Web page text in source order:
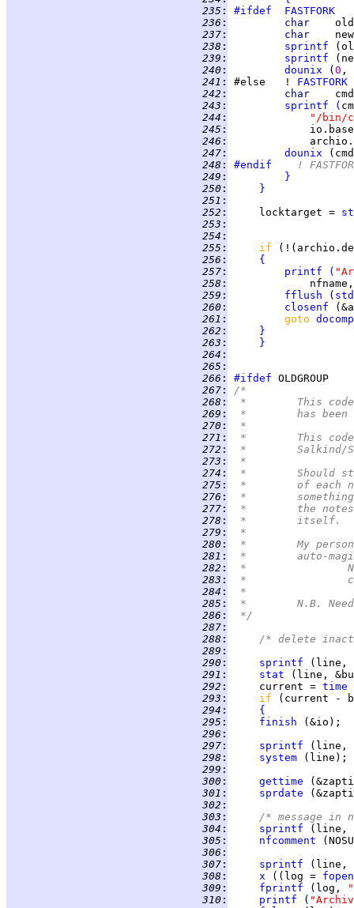
235 : #ifdef
FASTFORK
236 : char
237 : char
238 : sprintf
239 : sprintf
240 : dounix ( 0 ,
241 : #else   ! FASTFORK
242 : char
243 : sprintf (
244 :
"/bin/
245 :
246 :
247 : dounix
248 : #endif
!
249 :
}
250 :
}
251 :
252 :
     locktarget =
253 :
254 :
255 : if
256 :
{
257 : printf (
258 :
259 : fflush (
260 : closenf
261 : goto
262 :
}
263 :
}
264 :
265 :
266 : #ifdef
267 :
/*
268 :
*	This
269 :
*	has
270 :
*
271 :
*	This
272 :
*
273 :
*
274 :
*
275 :
*	of
276 :
*
277 :
*	the
278 :
*	itself.
279 :
*
280 :
*	My
281 :
*	auto-
282 :
283 :
284 :
*
285 :
*	N.B.
286 :
*/
287 :
288 :
/* delete
289 :
290 : sprintf (line,
291 :
stat
292 :
     current =
time
293 : if
(current -
294 :
{
295 : finish
296 :
297 : sprintf (line,
298 : system
299 :
300 :
gettime
301 :
sprdate
302 :
303 :
/* message in
304 : sprintf (line,
305 : nfcomment
306 :
307 : sprintf (line,
308 : x ((log = fopen
309 : fprintf (log,
310 : printf (